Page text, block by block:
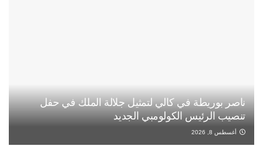
ناصر بوريطة في كالي لتمثيل جلالة الملك في حفل
تنصيب الرئيس الكولومبي الجديد
أغسطس 8, 2026